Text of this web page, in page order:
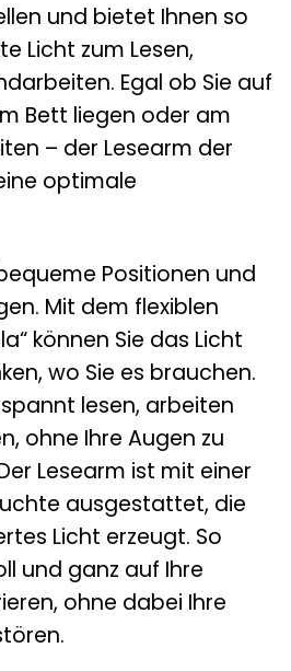
und bietet Ihnen so
Licht zum Lesen,
Egal ob Sie auf
Bett liegen oder am
– der Lesearm der
optimale
Positionen und
Mit dem flexiblen
können Sie das Licht
wo Sie es brauchen.
lesen, arbeiten
ohne Ihre Augen zu
Lesearm ist mit einer
ausgestattet, die
Licht erzeugt. So
und ganz auf Ihre
ohne dabei Ihre